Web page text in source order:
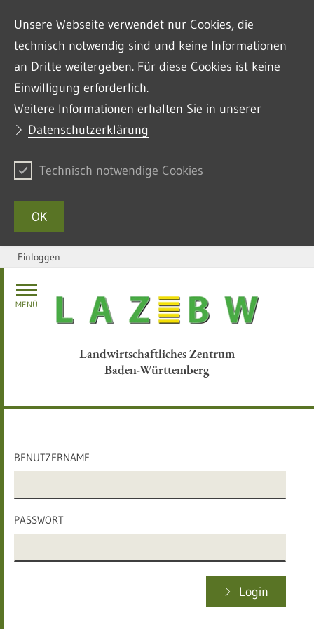
Unsere Webseite verwendet nur Cookies, die
technisch notwendig sind und keine Informationen
an Dritte weitergeben. Für diese Cookies ist keine
Einwilligung erforderlich.
Weitere Informationen erhalten Sie in unserer
Datenschutzerklärung
Technisch notwendige Cookies
OK
Zum Inhalt springen
Einloggen
Landwirtschaftliches Zentrum
Baden-Württemberg
MENÜ
BENUTZERNAME
PASSWORT
Login